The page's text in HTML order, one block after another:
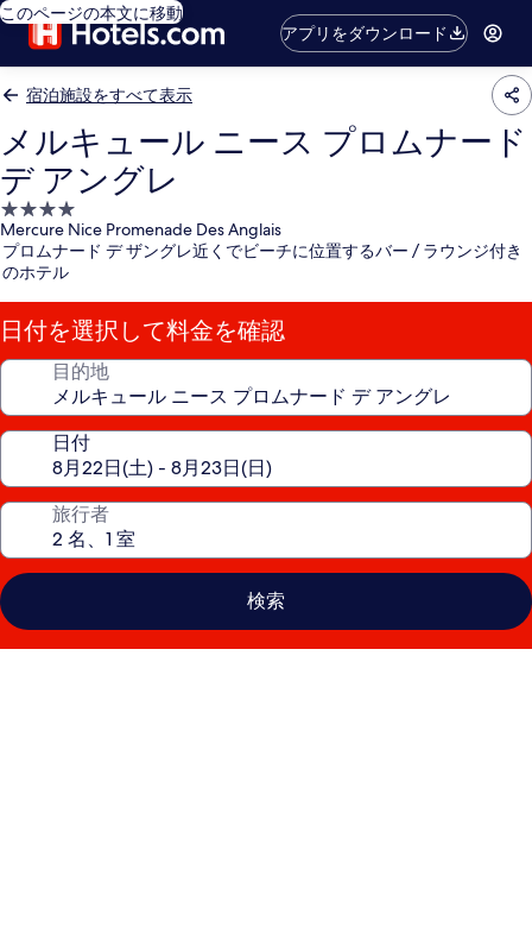
このページの本文に移動
アプリをダウンロード
宿泊施設をすべて表示
メルキュール ニース プロムナード
デ アングレ
4.0
つ
星
泊
施
設
Mercure Nice Promenade Des Anglais
プロムナード デ ザングレ近くでビーチに位置するバー / ラウンジ付き
のホテル
日付を選択して料金を確認
目的地
日付
旅行者
検索